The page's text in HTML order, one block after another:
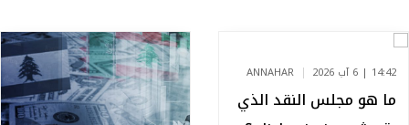
14:42 | 6 آب 2026 ANNAHAR
ما هو مجلس النقد الذي